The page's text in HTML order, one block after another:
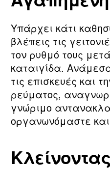
Υπάρχει κάτι
βλέπεις τις
τον ρυθμό τους
καταιγίδα.
τις επισκευές και
ρεύματος,
γνώριμο
οργανωνόμαστε
Κλείνοντας